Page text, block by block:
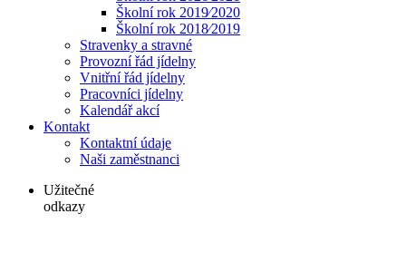
Školní rok 2019⁄2020
Školní rok 2018⁄2019
Stravenky a stravné
Provozní řád jídelny
Vnitřní řád jídelny
Pracovníci jídelny
Kalendář akcí
Kontakt
Kontaktní údaje
Naši zaměstnanci
Užitečné
odkazy